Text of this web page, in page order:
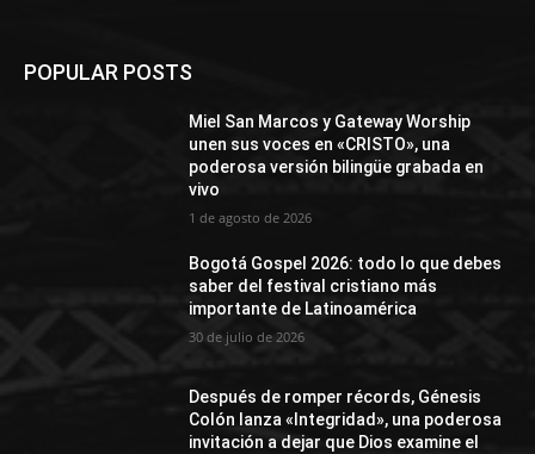
POPULAR POSTS
Miel San Marcos y Gateway Worship
unen sus voces en «CRISTO», una
poderosa versión bilingüe grabada en
vivo
1 de agosto de 2026
Bogotá Gospel 2026: todo lo que debes
saber del festival cristiano más
importante de Latinoamérica
30 de julio de 2026
Después de romper récords, Génesis
Colón lanza «Integridad», una poderosa
invitación a dejar que Dios examine el